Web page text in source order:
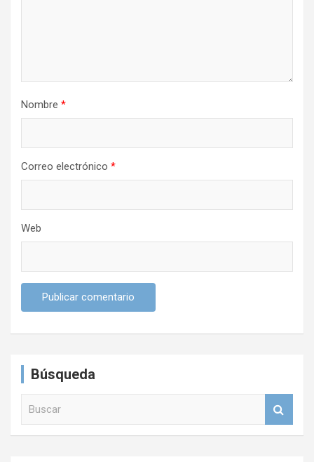
Nombre *
Correo electrónico *
Web
Búsqueda